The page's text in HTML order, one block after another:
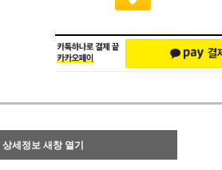
상세정보 새창 열기